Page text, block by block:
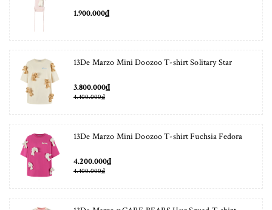
1.900.000₫
13De Marzo Mini Doozoo T-shirt Solitary Star
3.800.000₫
4.400.000₫
13De Marzo Mini Doozoo T-shirt Fuchsia Fedora
4.200.000₫
4.400.000₫